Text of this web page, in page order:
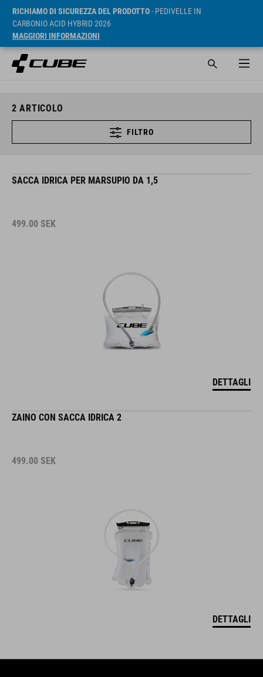
RICHIAMO DI SICUREZZA DEL PRODOTTO- PEDIVELLE IN
CARBONIO ACID HYBRID 2026
MAGGIORI INFORMAZIONI
2 ARTICOLO
FILTRO
SACCA IDRICA PER MARSUPIO DA 1,5
499.00 SEK
DETTAGLI
ZAINO CON SACCA IDRICA 2
499.00 SEK
DETTAGLI